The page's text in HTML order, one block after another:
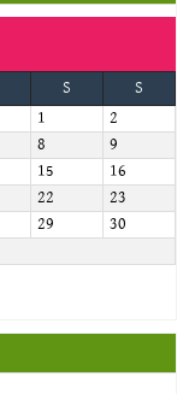
S
S
1
2
8
9
15
16
22
23
29
30